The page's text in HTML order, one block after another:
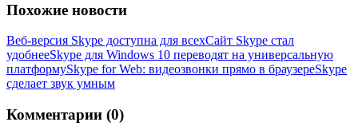
Похожие новости
Веб-версия Skype доступна для всехСайт Skype стал
удобнееSkype для Windows 10 переводят на универсальную
платформуSkype for Web: видеозвонки прямо в браузереSkype
сделает звук умным
Комментарии (0)